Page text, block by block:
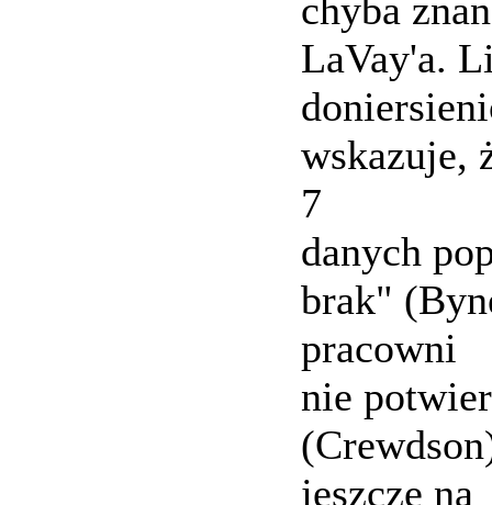
chyba
LaVay'a.
wskazuje,
7
danych
brak"
pracowni
nie
jeszcze na